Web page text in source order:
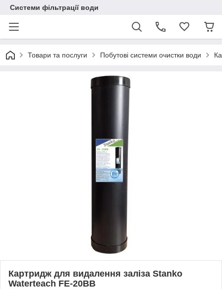
Системи фільтрації води
Товари та послуги Побутові системи очистки води
Картридж для видалення заліза Stanko
Waterteach FE-20BB